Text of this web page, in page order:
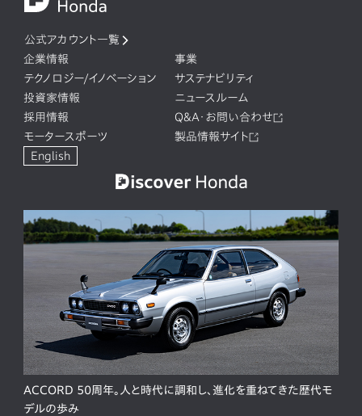
公式アカウント一覧
企業情報
事業
テクノロジー/イノベーション
サステナビリティ
投資家情報
ニュースルーム
採用情報
Q&A・お問い合わせ
モータースポーツ
製品情報サイト
English
ACCORD 50周年。人と時代に調和し、進化を重ねてきた歴代モ
デルの歩み